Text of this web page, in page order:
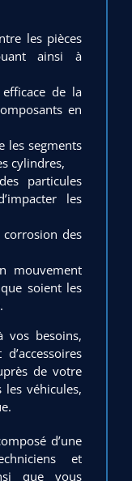
les pièces
ainsi à
de la
en
les segments
cylindres,
particules
les
des
mouvement
soient les
vos besoins,
de votre
véhicules,
d’une
et
que vous